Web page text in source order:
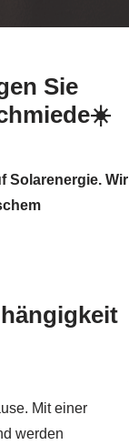
Sie
Solarenergie. Wir
Mit einer
werden